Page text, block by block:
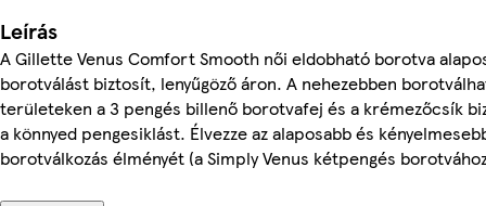
Leírás
A Gillette Venus Comfort Smooth női eldobható borotva
borotválást biztosít, lenyűgöző áron. A nehezebben
területeken a 3 pengés billenő borotvafej és a krémezőcsík
a könnyed pengesiklást. Élvezze az alaposabb és
borotválkozás élményét (a Simply Venus kétpengés